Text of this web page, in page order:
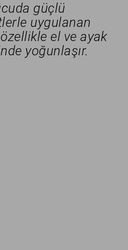
güçlü
uygulanan
el ve ayak
yoğunlaşır.